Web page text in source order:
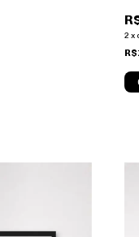
2 x